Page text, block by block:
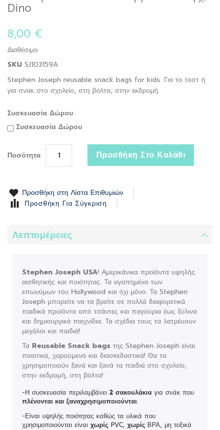
Dino
8,00 €
Διαθέσιμο
SKU SJ103159A
Stephen Joseph reusable snack bags for kids. Για το τοστ ή
για σνακ..στο σχολείο, στη βόλτα, στην εκδρομή.
Συσκευασία Δώρου
Συσκευασία Δώρου
Ποσότητα Προσθήκη Στο Καλάθι
Προσθήκη στη Λίστα Επιθυμιών
Προσθήκη Για Σύγκριση
Λεπτομέρειες
Stephen Joseph USA! Αμερικάνικα προϊόντα υψηλής
αισθητικής και ποιότητας. Τα αγαπημένα των
επωνύμων του Hollywood και όχι μόνο. Τα Stephen
Joseph μπορείτε να τα βρείτε σε πολλά διαφορετικά
παιδικά προϊόντα από τσάντες και παγούρια έως ξύλινα
και δημιουργικά παιχνίδια. Τα σχέδια τους τα λατρέυουν
μεγάλοι και παιδιά!
Τα Reusable Snack bags της Stephen Joseph είναι
ποιοτικά, χαρούμενα και διασκεδαστικά! Θα τα
χρησιμοποιούν ξανά και ξανά τα παιδιά στο σχολείο,
στην εκδρομή, στη βόλτα!
-Η συσκευασία περιλαμβάνει 2 σακουλάκια για σνάκ που
πλένονται και ξαναχρησιμοποιούνται.
-Είναι υψηλής ποιότητας καθώς τα υλικά που
χρησιμοποιούνται είναι χωρίς PVC, χωρίς ΒΡΑ, μη τοξικά
to
the
of
images
gallery